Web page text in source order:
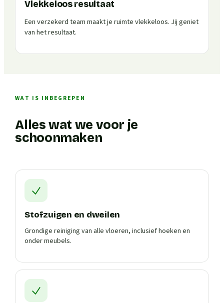
Vlekkeloos resultaat
Een verzekerd team maakt je ruimte vlekkeloos. Jij geniet
van het resultaat.
WAT IS INBEGREPEN
Alles wat we voor je
schoonmaken
Stofzuigen en dweilen
Grondige reiniging van alle vloeren, inclusief hoeken en
onder meubels.